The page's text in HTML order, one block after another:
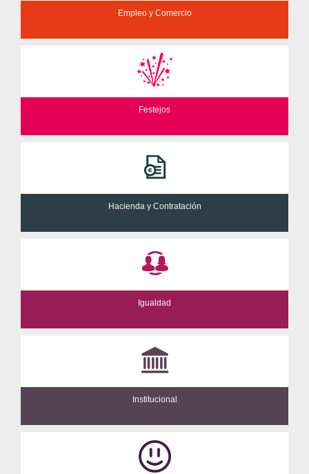
Empleo y Comercio
Festejos
Hacienda y Contratación
Igualdad
Institucional